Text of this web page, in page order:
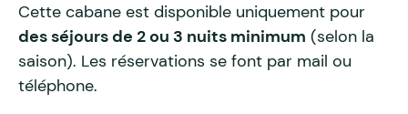
Cette cabane est disponible uniquement pour
des séjours de 2 ou 3 nuits minimum (selon la
saison). Les réservations se font par mail ou
téléphone.